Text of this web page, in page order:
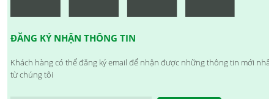
ĐĂNG KÝ NHẬN THÔNG TIN
Khách hàng có thể đăng ký email để nhận được những thông tin mới nhất
từ chúng tôi